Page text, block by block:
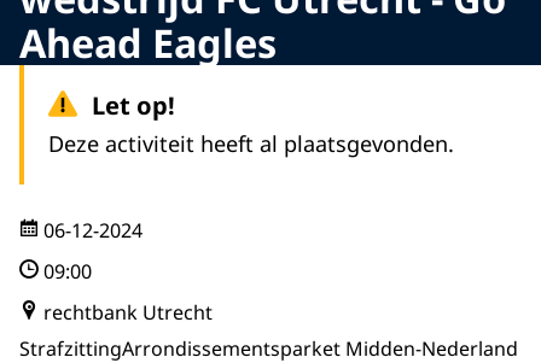
Ahead Eagles
Let op!
Deze activiteit heeft al plaatsgevonden.
06-12-2024
09:00
rechtbank Utrecht
StrafzittingArrondissementsparket Midden-Nederland